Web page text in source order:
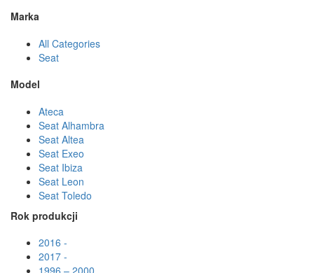
Marka
All Categories
Seat
Model
Ateca
Seat Alhambra
Seat Altea
Seat Exeo
Seat Ibiza
Seat Leon
Seat Toledo
Rok produkcji
2016 -
2017 -